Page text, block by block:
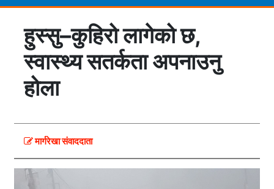
हुस्सु–कुहिरो लागेको छ,
स्वास्थ्य सतर्कता अपनाउनु
होला
मार्गरेखा संवाददाता